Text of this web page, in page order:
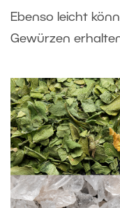
Ebenso leicht
Gewürzen